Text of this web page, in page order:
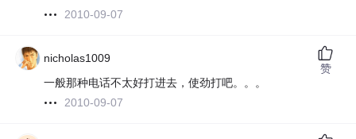
2010-09-07
nicholas1009
一般那种电话不太好打进去，使劲打吧。。。
2010-09-07
赞